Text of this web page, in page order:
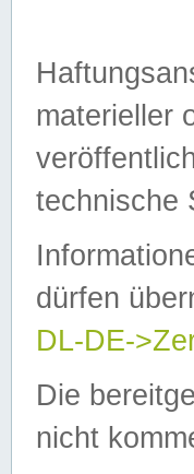
materieller
technische
dürfen
DL-DE-
Die
nicht